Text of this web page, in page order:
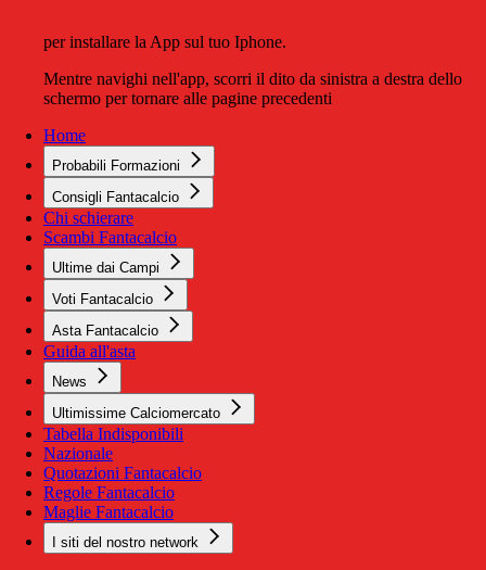
per installare la App sul tuo Iphone.
Mentre navighi nell'app, scorri il dito da sinistra a destra dello
schermo per tornare alle pagine precedenti
Home
Probabili Formazioni
Consigli Fantacalcio
Chi schierare
Scambi Fantacalcio
Ultime dai Campi
Voti Fantacalcio
Asta Fantacalcio
Guida all'asta
News
Ultimissime Calciomercato
Tabella Indisponibili
Nazionale
Quotazioni Fantacalcio
Regole Fantacalcio
Maglie Fantacalcio
I siti del nostro network